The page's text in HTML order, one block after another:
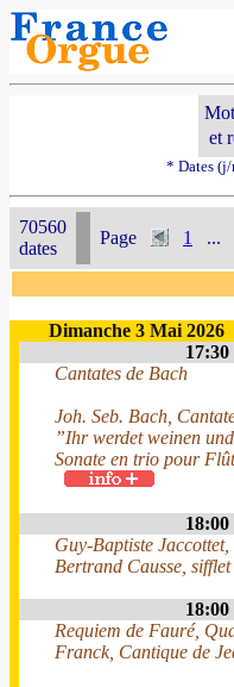
et
* Dates (j/
70560
dates
Page 1 ...
Dimanche 3 Mai 2026
17:30
Cantates de Bach
Joh. Seb. Bach,
”Ihr werdet weinen
Sonate en trio pour
18:00
Guy-Baptiste Jaccottet,
Bertrand Causse, sifflet
18:00
Requiem de Fauré,
Franck, Cantique de